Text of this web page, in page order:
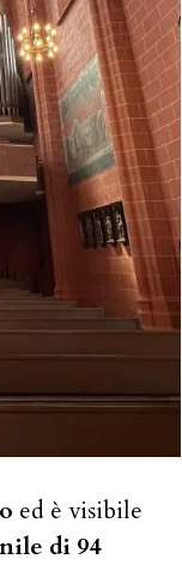
ed è visibile
di 94